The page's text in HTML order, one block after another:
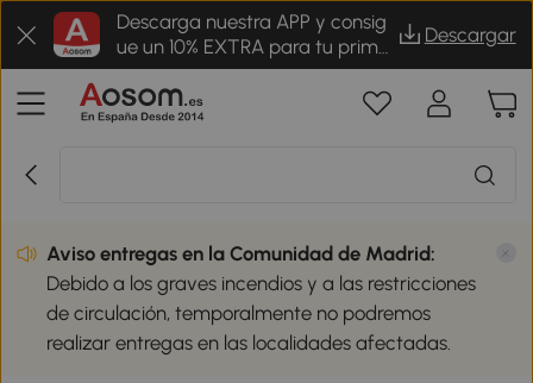
Descarga nuestra APP y consig
ue un 10% EXTRA para tu prime
r pedido
Descargar
Aviso entregas en la Comunidad de Madrid:
Debido a los graves incendios y a las restricciones
de circulación, temporalmente no podremos
realizar entregas en las localidades afectadas.